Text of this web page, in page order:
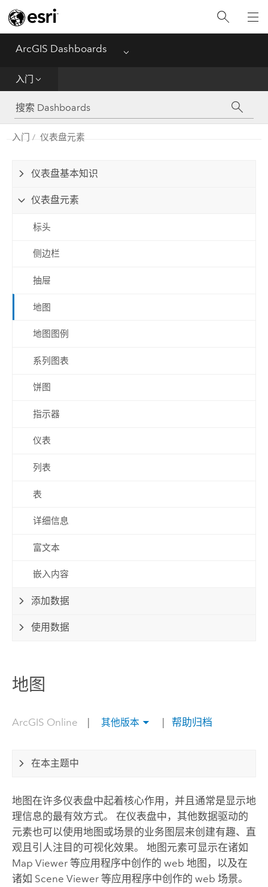
ArcGIS Dashboards Menu
入门
主页
入门
创建和共享
参考资料
入门 仪表盘元素
仪表盘基本知识
仪表盘元素
标头
侧边栏
抽屉
地图
地图图例
系列图表
饼图
指示器
仪表
列表
表
详细信息
富文本
嵌入内容
添加数据
使用数据
地图
ArcGIS Online 其他版本 帮助归档
在本主题中
地图在许多仪表盘中起着核心作用，并且通常是显示地
理信息的最有效方式。 在仪表盘中，其他数据驱动的
元素也可以使用地图或场景的业务图层来创建有趣、直
观且引人注目的可视化效果。 地图元素可显示在诸如
Map Viewer等应用程序中创作的 web 地图，以及在
诸如 Scene Viewer等应用程序中创作的 web 场景。